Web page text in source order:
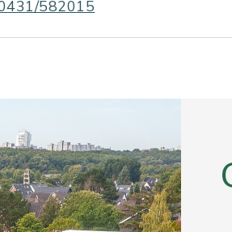
582015